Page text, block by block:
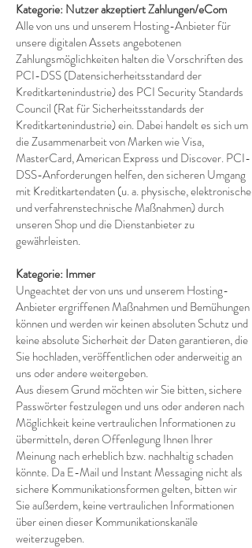
Kategorie: Nutzer akzeptiert Zahlungen/eCom
Alle von uns und unserem Hosting-Anbieter für
unsere digitalen Assets angebotenen
Zahlungsmöglichkeiten halten die Vorschriften des
PCI-DSS (Datensicherheitsstandard der
Kreditkartenindustrie) des PCI Security Standards
Council (Rat für Sicherheitsstandards der
Kreditkartenindustrie) ein. Dabei handelt es sich um
die Zusammenarbeit von Marken wie Visa,
MasterCard, American Express und Discover. PCI-
DSS-Anforderungen helfen, den sicheren Umgang
mit Kreditkartendaten (u. a. physische, elektronische
und verfahrenstechnische Maßnahmen) durch
unseren Shop und die Dienstanbieter zu
gewährleisten.
Kategorie: Immer
Ungeachtet der von uns und unserem Hosting-
Anbieter ergriffenen Maßnahmen und Bemühungen
können und werden wir keinen absoluten Schutz und
keine absolute Sicherheit der Daten garantieren, die
Sie hochladen, veröffentlichen oder anderweitig an
uns oder andere weitergeben.
Aus diesem Grund möchten wir Sie bitten, sichere
Passwörter festzulegen und uns oder anderen nach
Möglichkeit keine vertraulichen Informationen zu
übermitteln, deren Offenlegung Ihnen Ihrer
Meinung nach erheblich bzw. nachhaltig schaden
könnte. Da E-Mail und Instant Messaging nicht als
sichere Kommunikationsformen gelten, bitten wir
Sie außerdem, keine vertraulichen Informationen
über einen dieser Kommunikationskanäle
weiterzugeben.